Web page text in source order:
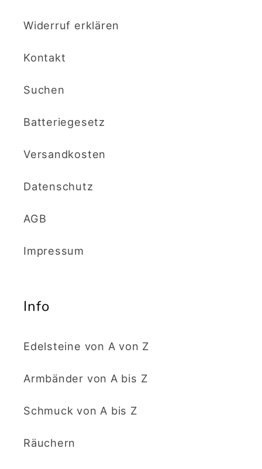
Widerruf erklären
Kontakt
Suchen
Batteriegesetz
Versandkosten
Datenschutz
AGB
Impressum
Info
Edelsteine von A von Z
Armbänder von A bis Z
Schmuck von A bis Z
Räuchern